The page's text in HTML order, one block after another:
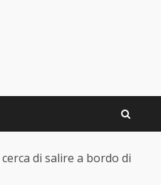
di salire a bordo di